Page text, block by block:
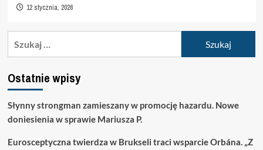
12 stycznia, 2026
Ostatnie wpisy
Słynny strongman zamieszany w promocję hazardu. Nowe
doniesienia w sprawie Mariusza P.
Eurosceptyczna twierdza w Brukseli traci wsparcie Orbána. „Z